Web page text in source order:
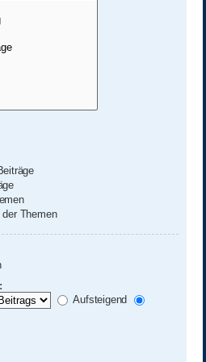
Themen
Aufsteigend